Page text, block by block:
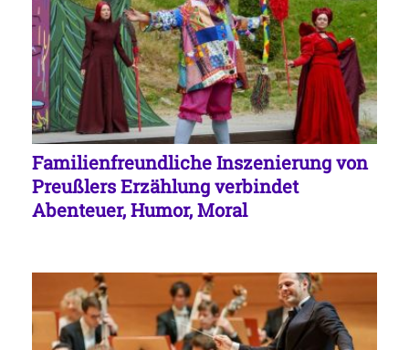
Familienfreundliche Inszenierung von
Preußlers Erzählung verbindet
Abenteuer, Humor, Moral